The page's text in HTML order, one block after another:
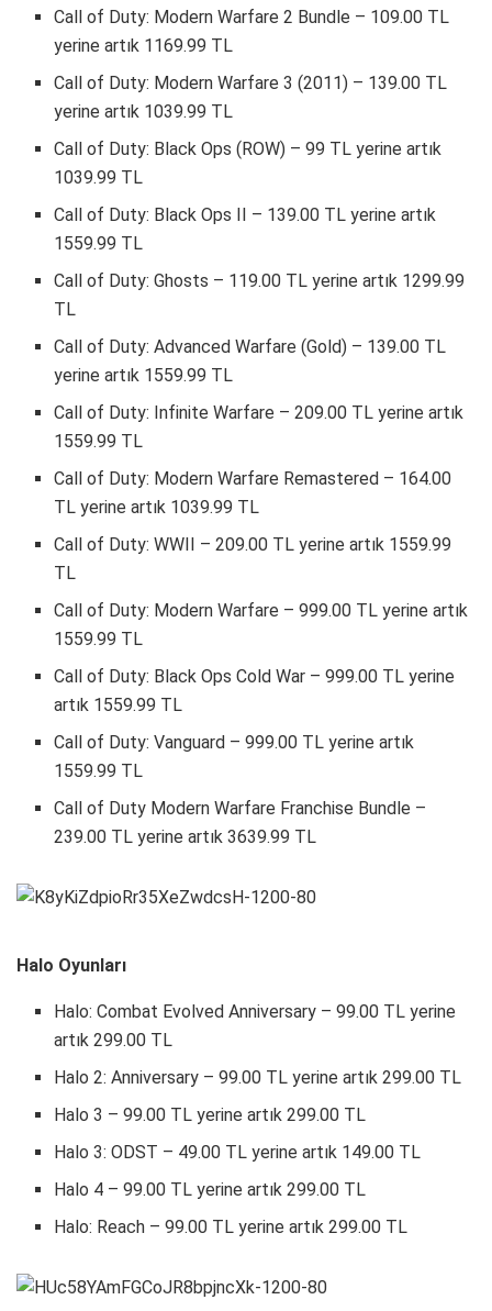
Call of Duty: Modern Warfare 2 Bundle – 109.00 TL
yerine artık 1169.99 TL
Call of Duty: Modern Warfare 3 (2011) – 139.00 TL
yerine artık 1039.99 TL
Call of Duty: Black Ops (ROW) – 99 TL yerine artık
1039.99 TL
Call of Duty: Black Ops II – 139.00 TL yerine artık
1559.99 TL
Call of Duty: Ghosts – 119.00 TL yerine artık 1299.99
TL
Call of Duty: Advanced Warfare (Gold) – 139.00 TL
yerine artık 1559.99 TL
Call of Duty: Infinite Warfare – 209.00 TL yerine artık
1559.99 TL
Call of Duty: Modern Warfare Remastered – 164.00
TL yerine artık 1039.99 TL
Call of Duty: WWII – 209.00 TL yerine artık 1559.99
TL
Call of Duty: Modern Warfare – 999.00 TL yerine artık
1559.99 TL
Call of Duty: Black Ops Cold War – 999.00 TL yerine
artık 1559.99 TL
Call of Duty: Vanguard – 999.00 TL yerine artık
1559.99 TL
Call of Duty Modern Warfare Franchise Bundle –
239.00 TL yerine artık 3639.99 TL
Halo Oyunları
Halo: Combat Evolved Anniversary – 99.00 TL yerine
artık 299.00 TL
Halo 2: Anniversary – 99.00 TL yerine artık 299.00 TL
Halo 3 – 99.00 TL yerine artık 299.00 TL
Halo 3: ODST – 49.00 TL yerine artık 149.00 TL
Halo 4 – 99.00 TL yerine artık 299.00 TL
Halo: Reach – 99.00 TL yerine artık 299.00 TL